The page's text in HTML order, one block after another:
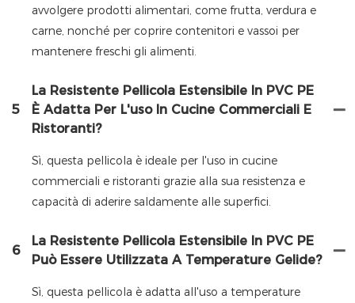
avvolgere prodotti alimentari, come frutta, verdura e
carne, nonché per coprire contenitori e vassoi per
mantenere freschi gli alimenti.
5
La Resistente Pellicola Estensibile In PVC PE
È Adatta Per L'uso In Cucine Commerciali E
Ristoranti?
Sì, questa pellicola è ideale per l'uso in cucine
commerciali e ristoranti grazie alla sua resistenza e
capacità di aderire saldamente alle superfici.
6
La Resistente Pellicola Estensibile In PVC PE
Può Essere Utilizzata A Temperature Gelide?
Sì, questa pellicola è adatta all'uso a temperature